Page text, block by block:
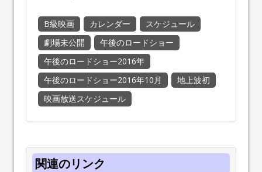
B級映画 カレンダー
スケジュール
劇場未公開
午後のロードショー
午後のロードショー2016年
午後のロードショー2016年10月
地上波初
映画放送スケジュール
関連のリンク